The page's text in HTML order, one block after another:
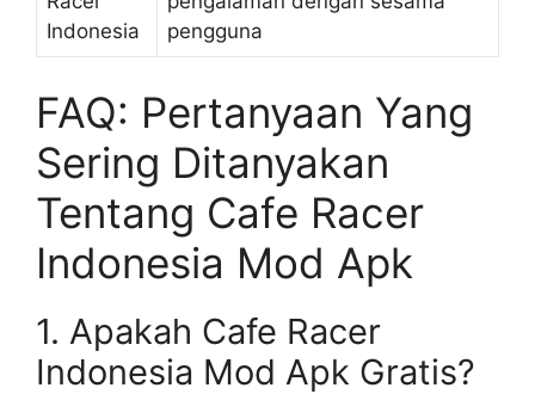
Indonesia
pengguna
FAQ: Pertanyaan Yang
Sering Ditanyakan
Tentang Cafe Racer
Indonesia Mod Apk
1. Apakah Cafe Racer
Indonesia Mod Apk Gratis?